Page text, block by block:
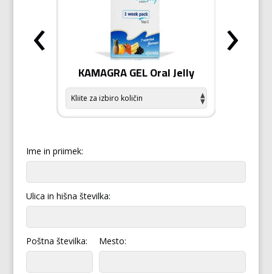
KAMAGRA GEL Oral Jelly
‹ ›
Ime in priimek:
Ulica in hišna številka:
Poštna številka: Mesto: